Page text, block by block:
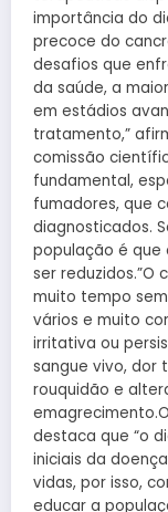
importância do
precoce do
desafios que
da saúde, a
em estádios
tratamento,”
comissão
fundamental,
fumadores, que
diagnosticados.
população é que
ser reduzidos.”O
muito tempo
vários e muito
irritativa ou
sangue vivo, dor
rouquidão e
destaca que “o
iniciais da
vidas, por isso,
educar a